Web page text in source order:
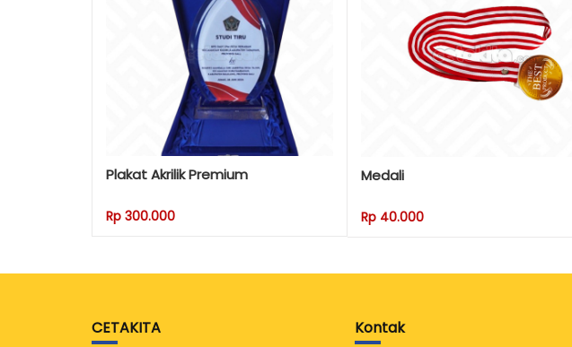
Plakat Akrilik Premium
Rp 300.000
Medali
Rp 40.000
CETAKITA Kontak